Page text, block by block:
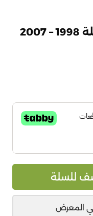
تويوتا لاند كروزر 100 سلسلة 1998 – 2007
للسلة
المعرض